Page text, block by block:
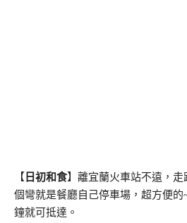
【 日初和食】離宜蘭火車站不遠，
個彎就是餐廳自己停車場，超方便
鐘就可抵達。